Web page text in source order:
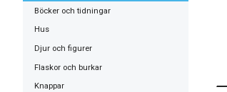
Böcker och tidningar
Hus
Djur och figurer
Flaskor och burkar
Knappar